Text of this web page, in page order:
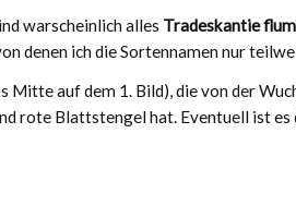
warscheinlich alles Tradeskantie
denen ich die Sortennamen nur
Mitte auf dem 1. Bild), die von der
rote Blattstengel hat. Eventuell ist es